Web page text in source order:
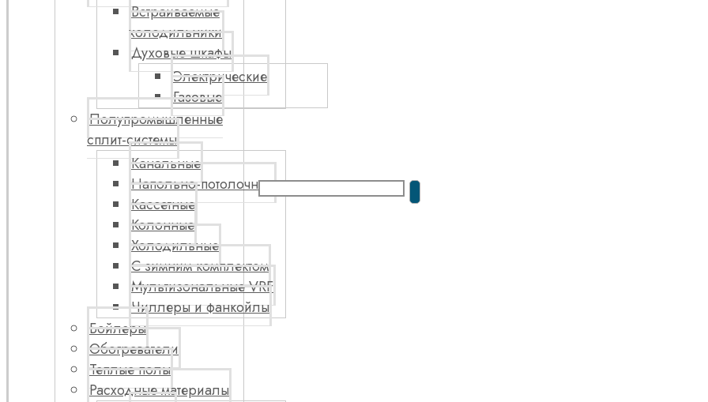
Встраиваемые
холодильники
Духовые шкафы
Электрические
Газовые
Полупромышленные
сплит-системы
Канальные
Напольно-потолочные
Кассетные
Колонные
Холодильные
С зимним комплектом
Мультизональные VRF
Чиллеры и фанкойлы
Бойлеры
Обогреватели
Теплые полы
Расходные материалы